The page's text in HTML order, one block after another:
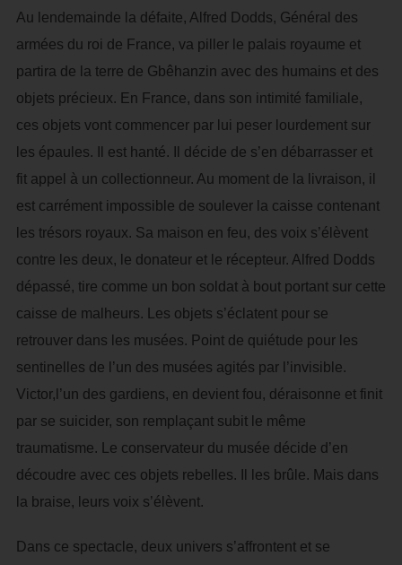
Au lendemainde la défaite, Alfred Dodds, Général des
armées du roi de France, va piller le palais royaume et
partira de la terre de Gbêhanzin avec des humains et des
objets précieux. En France, dans son intimité familiale,
ces objets vont commencer par lui peser lourdement sur
les épaules. Il est hanté. Il décide de s’en débarrasser et
fit appel à un collectionneur. Au moment de la livraison, il
est carrément impossible de soulever la caisse contenant
les trésors royaux. Sa maison en feu, des voix s’élèvent
contre les deux, le donateur et le récepteur. Alfred Dodds
dépassé, tire comme un bon soldat à bout portant sur cette
caisse de malheurs. Les objets s’éclatent pour se
retrouver dans les musées. Point de quiétude pour les
sentinelles de l’un des musées agités par l’invisible.
Victor,l’un des gardiens, en devient fou, déraisonne et finit
par se suicider, son remplaçant subit le même
traumatisme. Le conservateur du musée décide d’en
découdre avec ces objets rebelles. Il les brûle. Mais dans
la braise, leurs voix s’élèvent.
Dans ce spectacle, deux univers s’affrontent et se